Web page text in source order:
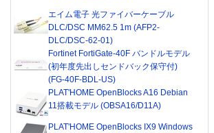
エイム電子 光ファイバーケーブル
DLC/DSC MM62.5 1m (AFP2-
DLC/DSC-62-01)
Fortinet FortiGate-40F バンドルモデル
(初年度先出しセンドバック保守付)
(FG-40F-BDL-US)
PLAT'HOME OpenBlocks A16 Debian
11搭載モデル (OBSA16/D11A)
PLAT'HOME OpenBlocks IX9 Windows